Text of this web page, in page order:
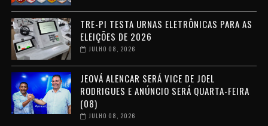
TRE-PI TESTA URNAS ELETRÔNICAS PARA AS
ELEIÇÕES DE 2026
JULHO 08, 2026
JEOVÁ ALENCAR SERÁ VICE DE JOEL
RODRIGUES E ANÚNCIO SERÁ QUARTA-FEIRA
(08)
JULHO 08, 2026